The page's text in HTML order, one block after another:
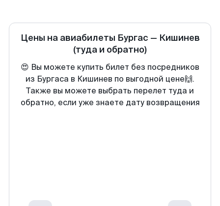
Цены на авиабилеты Бургас — Кишинев
(туда и обратно)
😍 Вы можете купить билет без посредников
из Бургаса в Кишинев по выгодной цене🙌.
Также вы можете выбрать перелет туда и
обратно, если уже знаете дату возвращения